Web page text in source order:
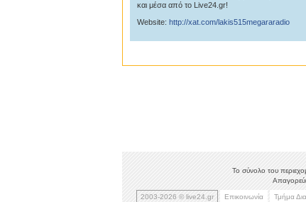
και μέσα από το Live24.gr!
Website: http://xat.com/lakis515megararadio
Το σύνολο του
2003-2026 © live24.gr Επικοινωνία Τμήμα